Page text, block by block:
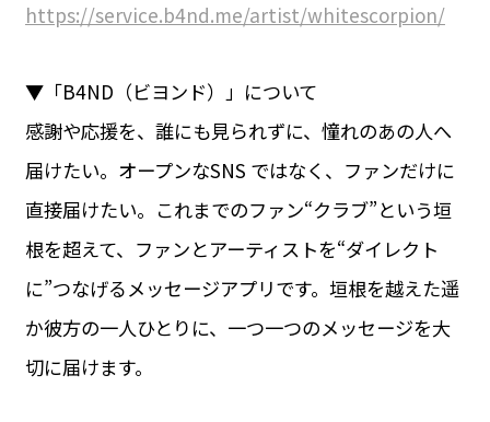
https://service.b4nd.me/artist/whitescorpion/
▼「B4ND（ビヨンド）」について
感謝や応援を、誰にも見られずに、憧れのあの人へ
届けたい。オープンなSNS ではなく、ファンだけに
直接届けたい。これまでのファン“クラブ”という垣
根を超えて、ファンとアーティストを“ダイレクト
に”つなげるメッセージアプリです。垣根を越えた遥
か彼方の一人ひとりに、一つ一つのメッセージを大
切に届けます。